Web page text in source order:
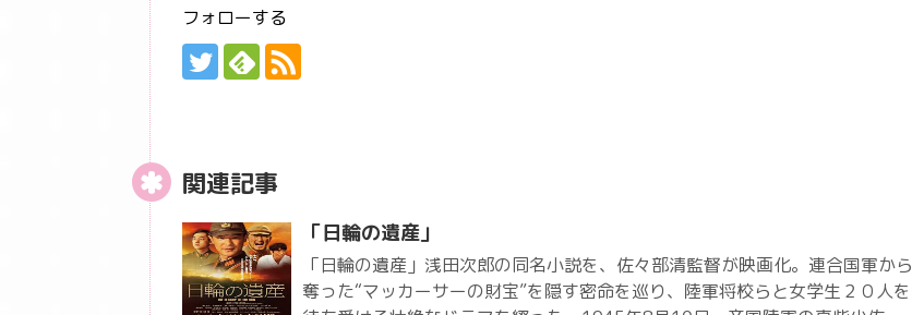
フォローする
関連記事
「日輪の遺産」
「日輪の遺産」浅田次郎の同名小説を、佐々部清監督が映画化。連合国軍から
奪った“マッカーサーの財宝”を隠す密命を巡り、陸軍将校らと女学生２０人を